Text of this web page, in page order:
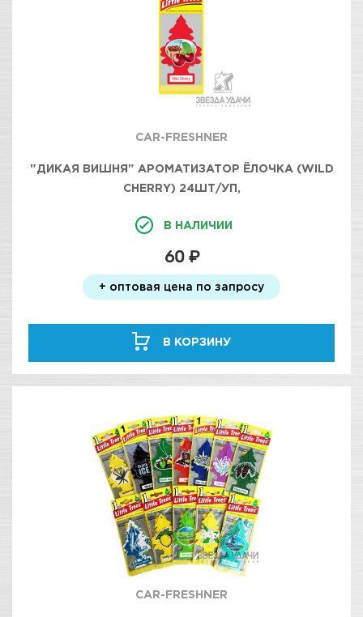
CAR-FRESHNER
"ДИКАЯ ВИШНЯ" АРОМАТИЗАТОР ЁЛОЧКА (WILD
CHERRY) 24ШТ/УП,
В НАЛИЧИИ
60 ₽
+ оптовая цена по запросу
В КОРЗИНУ
CAR-FRESHNER